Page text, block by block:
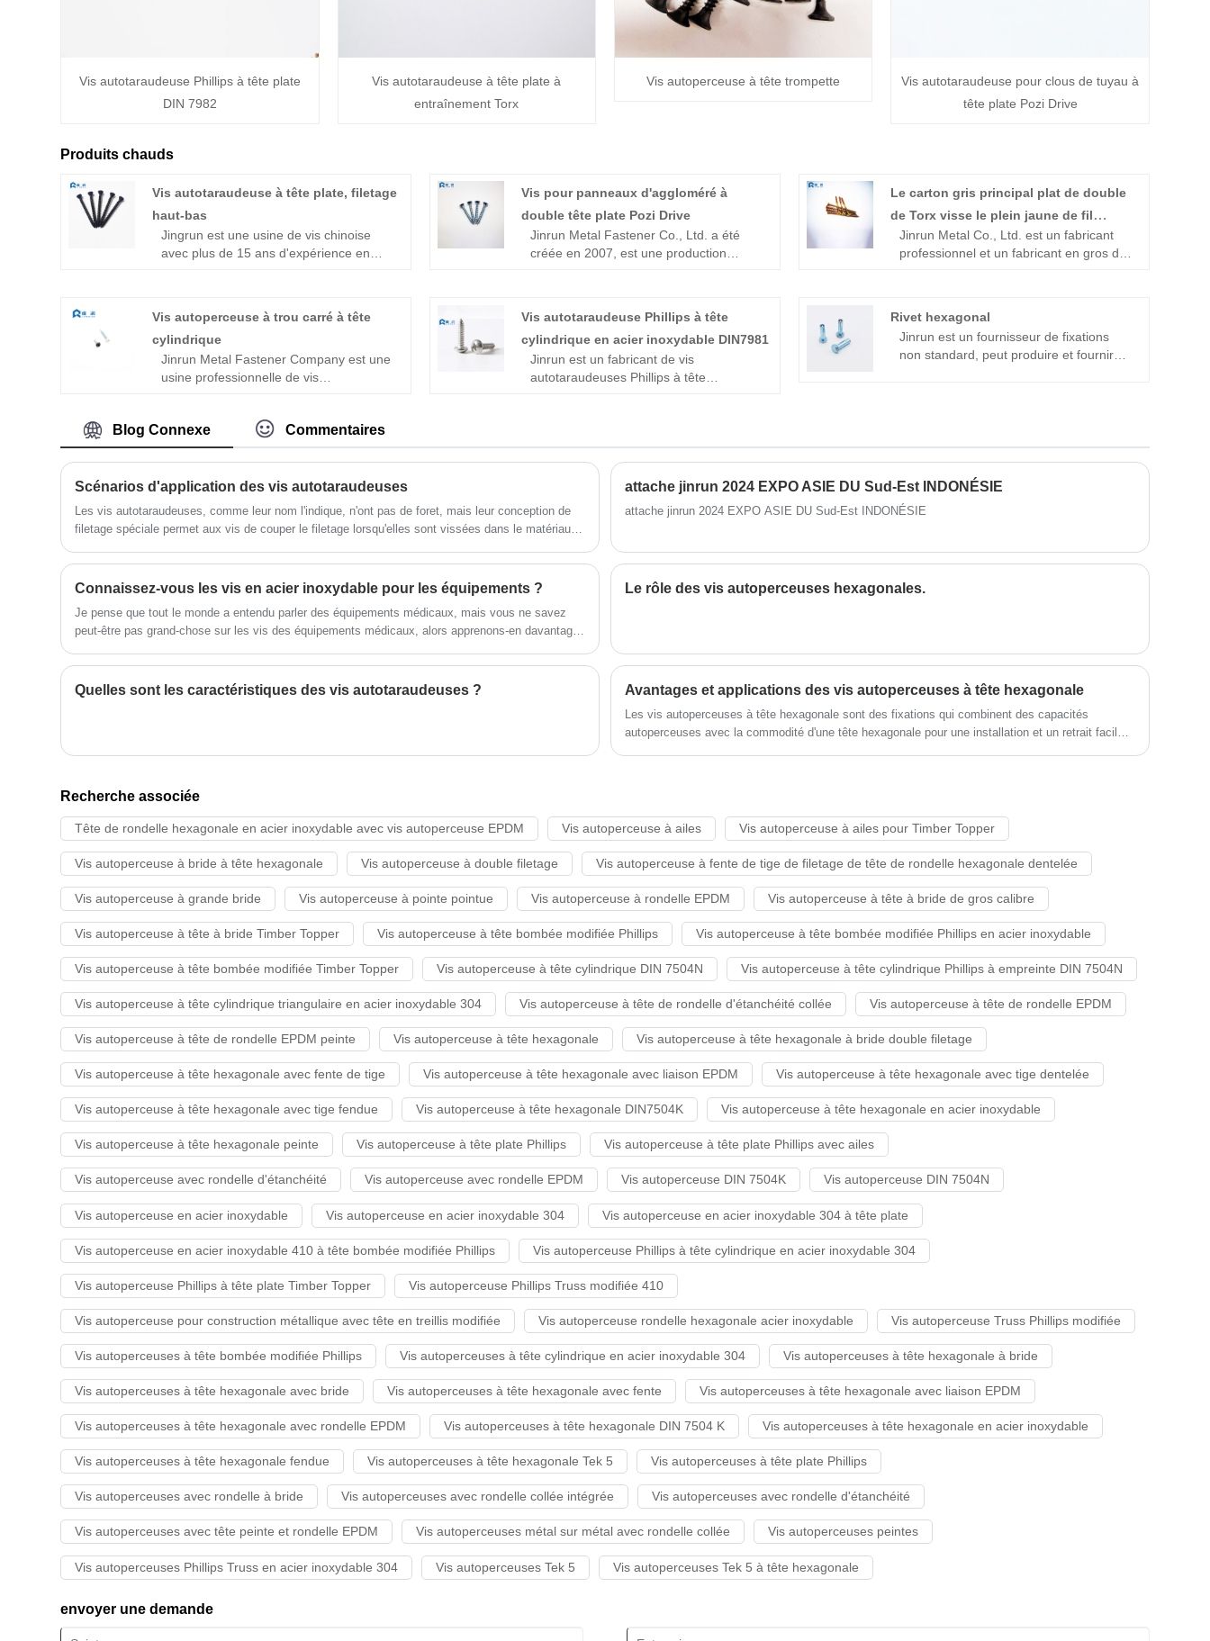
Vis autotaraudeuse Phillips à tête plate
DIN 7982
Vis autotaraudeuse à tête plate à
entraînement Torx
Vis autoperceuse à tête trompette
Vis autotaraudeuse pour clous de tuyau à
tête plate Pozi Drive
Produits chauds
Vis autotaraudeuse à tête plate, filetage
haut-bas
Jingrun est une usine de vis chinoise
avec plus de 15 ans d'expérience en
principaux, 80 % des produits de l'usine
tels que les vis autotaraudeuses à tête
plate à filetage haut et bas sont
exportés, favorisés par la majorité des
Vis pour panneaux d'aggloméré à
double tête plate Pozi Drive
Jinrun Metal Fastener Co., Ltd. a été
créée en 2007, est une production
attache une grande importance à la
production allégée et à l'assurance
qualité. Nous utilisons des équipements
et des technologies de production
qualité ISO9001, nous garantissons la
haute qualité et la fiabilité de nos
produits. Notre large gamme de produits
peut répondre aux besoins de différents
clients.
Le carton gris principal plat de double
de Torx visse le plein jaune de fil
galvanisé
Jinrun Metal Co., Ltd. est un fabricant
professionnel et un fabricant en gros de
L'entreprise dispose d'une vaste zone
de production et d'équipements de
production avancés, avec une forte
en Amérique du Sud, en Asie du Sud-Est
Vis autoperceuse à trou carré à tête
cylindrique
Jinrun Metal Fastener Company est une
usine professionnelle de vis
utilisés dans une variété de
constructions, de machines et
d'équipements pour fournir un support et
une fixation fiables aux projets des
clients. Nous prenons la qualité des
produits et le service client comme nos
valeurs fondamentales et établissons
des relations de coopération à long
clients des solutions de fixation de la
meilleure qualité.
Vis autotaraudeuse Phillips à tête
cylindrique en acier inoxydable DIN7981
Jinrun est un fabricant de vis
autotaraudeuses Phillips à tête
des produits de haute qualité à faible
coût, un service après-vente marketing
de première classe, est votre meilleur
choix.
Rivet hexagonal
Jinrun est un fournisseur de fixations
non standard, peut produire et fournir
collection de production et de commerce
en tant qu'usine.
Blog Connexe Commentaires
Scénarios d'application des vis autotaraudeuses
Les vis autotaraudeuses, comme leur nom l'indique, n'ont pas de foret, mais leur conception de
filetage spéciale permet aux vis de couper le filetage lorsqu'elles sont vissées dans le matériau,
attache jinrun 2024 EXPO ASIE DU Sud-Est INDONÉSIE
attache jinrun 2024 EXPO ASIE DU Sud-Est INDONÉSIE
​Connaissez-vous les vis en acier inoxydable pour les équipements ?
Je pense que tout le monde a entendu parler des équipements médicaux, mais vous ne savez
peut-être pas grand-chose sur les vis des équipements médicaux, alors apprenons-en davantage
Le rôle des vis autoperceuses hexagonales.
Quelles sont les caractéristiques des vis autotaraudeuses ? Avantages et applications des vis autoperceuses à tête hexagonale
Les vis autoperceuses à tête hexagonale sont des fixations qui combinent des capacités
autoperceuses avec la commodité d'une tête hexagonale pour une installation et un retrait faciles.
Recherche associée
Tête de rondelle hexagonale en acier inoxydable avec vis autoperceuse EPDM Vis autoperceuse à ailes Vis autoperceuse à ailes pour Timber Topper
Vis autoperceuse à bride à tête hexagonale Vis autoperceuse à double filetage Vis autoperceuse à fente de tige de filetage de tête de rondelle hexagonale dentelée
Vis autoperceuse à grande bride Vis autoperceuse à pointe pointue Vis autoperceuse à rondelle EPDM Vis autoperceuse à tête à bride de gros calibre
Vis autoperceuse à tête à bride Timber Topper Vis autoperceuse à tête bombée modifiée Phillips Vis autoperceuse à tête bombée modifiée Phillips en acier inoxydable
Vis autoperceuse à tête bombée modifiée Timber Topper Vis autoperceuse à tête cylindrique DIN 7504N Vis autoperceuse à tête cylindrique Phillips à empreinte DIN 7504N
Vis autoperceuse à tête cylindrique triangulaire en acier inoxydable 304 Vis autoperceuse à tête de rondelle d'étanchéité collée Vis autoperceuse à tête de rondelle EPDM
Vis autoperceuse à tête de rondelle EPDM peinte Vis autoperceuse à tête hexagonale Vis autoperceuse à tête hexagonale à bride double filetage
Vis autoperceuse à tête hexagonale avec fente de tige Vis autoperceuse à tête hexagonale avec liaison EPDM Vis autoperceuse à tête hexagonale avec tige dentelée
Vis autoperceuse à tête hexagonale avec tige fendue Vis autoperceuse à tête hexagonale DIN7504K Vis autoperceuse à tête hexagonale en acier inoxydable
Vis autoperceuse à tête hexagonale peinte Vis autoperceuse à tête plate Phillips Vis autoperceuse à tête plate Phillips avec ailes
Vis autoperceuse avec rondelle d'étanchéité Vis autoperceuse avec rondelle EPDM Vis autoperceuse DIN 7504K Vis autoperceuse DIN 7504N
Vis autoperceuse en acier inoxydable Vis autoperceuse en acier inoxydable 304 Vis autoperceuse en acier inoxydable 304 à tête plate
Vis autoperceuse en acier inoxydable 410 à tête bombée modifiée Phillips Vis autoperceuse Phillips à tête cylindrique en acier inoxydable 304
Vis autoperceuse Phillips à tête plate Timber Topper Vis autoperceuse Phillips Truss modifiée 410
Vis autoperceuse pour construction métallique avec tête en treillis modifiée Vis autoperceuse rondelle hexagonale acier inoxydable Vis autoperceuse Truss Phillips modifiée
Vis autoperceuses à tête bombée modifiée Phillips Vis autoperceuses à tête cylindrique en acier inoxydable 304 Vis autoperceuses à tête hexagonale à bride
Vis autoperceuses à tête hexagonale avec bride Vis autoperceuses à tête hexagonale avec fente Vis autoperceuses à tête hexagonale avec liaison EPDM
Vis autoperceuses à tête hexagonale avec rondelle EPDM Vis autoperceuses à tête hexagonale DIN 7504 K Vis autoperceuses à tête hexagonale en acier inoxydable
Vis autoperceuses à tête hexagonale fendue Vis autoperceuses à tête hexagonale Tek 5 Vis autoperceuses à tête plate Phillips
Vis autoperceuses avec rondelle à bride Vis autoperceuses avec rondelle collée intégrée Vis autoperceuses avec rondelle d'étanchéité
Vis autoperceuses avec tête peinte et rondelle EPDM Vis autoperceuses métal sur métal avec rondelle collée Vis autoperceuses peintes
Vis autoperceuses Phillips Truss en acier inoxydable 304 Vis autoperceuses Tek 5 Vis autoperceuses Tek 5 à tête hexagonale
envoyer une demande